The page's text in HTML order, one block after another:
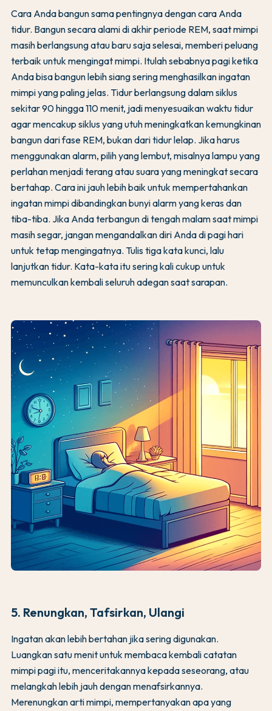
Cara Anda bangun sama pentingnya dengan cara Anda
tidur. Bangun secara alami di akhir periode REM, saat mimpi
masih berlangsung atau baru saja selesai, memberi peluang
terbaik untuk mengingat mimpi. Itulah sebabnya pagi ketika
Anda bisa bangun lebih siang sering menghasilkan ingatan
mimpi yang paling jelas. Tidur berlangsung dalam siklus
sekitar 90 hingga 110 menit, jadi menyesuaikan waktu tidur
agar mencakup siklus yang utuh meningkatkan kemungkinan
bangun dari fase REM, bukan dari tidur lelap. Jika harus
menggunakan alarm, pilih yang lembut, misalnya lampu yang
perlahan menjadi terang atau suara yang meningkat secara
bertahap. Cara ini jauh lebih baik untuk mempertahankan
ingatan mimpi dibandingkan bunyi alarm yang keras dan
tiba-tiba. Jika Anda terbangun di tengah malam saat mimpi
masih segar, jangan mengandalkan diri Anda di pagi hari
untuk tetap mengingatnya. Tulis tiga kata kunci, lalu
lanjutkan tidur. Kata-kata itu sering kali cukup untuk
memunculkan kembali seluruh adegan saat sarapan.
5. Renungkan, Tafsirkan, Ulangi
Ingatan akan lebih bertahan jika sering digunakan.
Luangkan satu menit untuk membaca kembali catatan
mimpi pagi itu, menceritakannya kepada seseorang, atau
melangkah lebih jauh dengan menafsirkannya.
Merenungkan arti mimpi, mempertanyakan apa yang